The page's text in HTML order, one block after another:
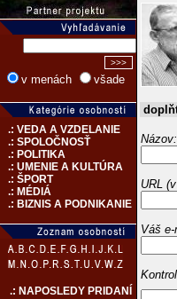
v menách všade
.: VEDA A VZDELANIE
.: SPOLOČNOSŤ
.: POLITIKA
.: UMENIE A KULTÚRA
.: ŠPORT
.: MÉDIÁ
.: BIZNIS A PODNIKANIE
.: NAPOSLEDY PRIDANÍ
Názov:
URL
Váš e-